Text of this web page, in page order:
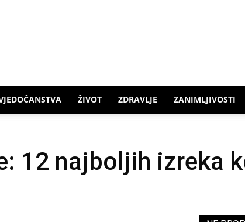
ŽIVOT ZDRAVLJE ZANIMLJIVOSTI
12 najboljih izreka